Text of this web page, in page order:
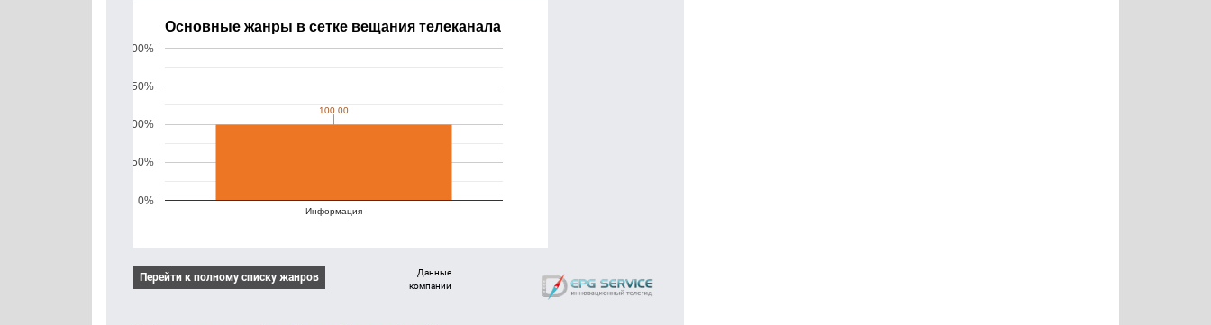
Основные жанры в сетке вещания телеканала
Информация
0%
50%
100%
150%
200%
100.00
100.00
Перейти к полному списку жанров
Данные
компании